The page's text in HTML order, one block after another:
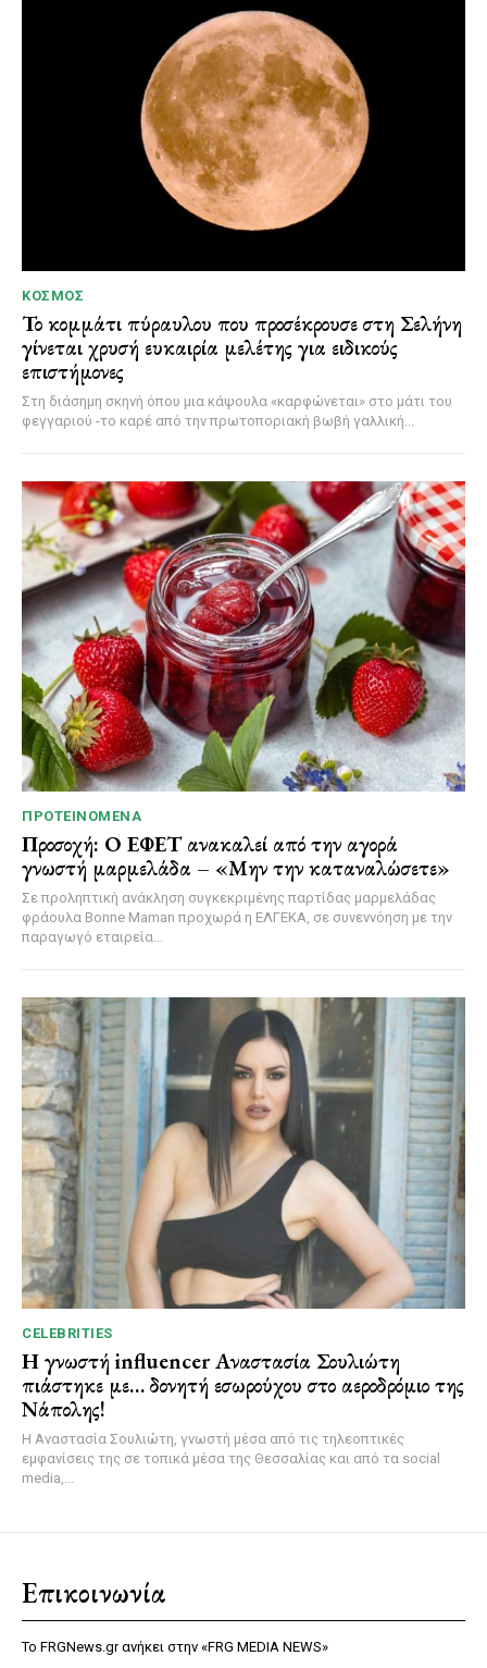
ΚΌΣΜΟΣ
Το κομμάτι πύραυλου που προσέκρουσε στη Σελήνη
γίνεται χρυσή ευκαιρία μελέτης για ειδικούς
επιστήμονες
Στη διάσημη σκηνή όπου μια κάψουλα «καρφώνεται» στο μάτι του
φεγγαριού -το καρέ από την πρωτοποριακή βωβή γαλλική...
ΠΡΟΤΕΙΝΌΜΕΝΑ
Προσοχή: Ο ΕΦΕΤ ανακαλεί από την αγορά
γνωστή μαρμελάδα – «Μην την καταναλώσετε»
Σε προληπτική ανάκληση συγκεκριμένης παρτίδας μαρμελάδας
φράουλα Bonne Maman προχωρά η ΕΛΓΕΚΑ, σε συνεννόηση με την
παραγωγό εταιρεία...
CELEBRITIES
Η γνωστή influencer Αναστασία Σουλιώτη
πιάστηκε με… δονητή εσωρούχου στο αεροδρόμιο της
Νάπολης!
Η Αναστασία Σουλιώτη, γνωστή μέσα από τις τηλεοπτικές
εμφανίσεις της σε τοπικά μέσα της Θεσσαλίας και από τα social
media,...
Επικοινωνία
Το FRGNews.gr ανήκει στην «FRG MEDIA NEWS»